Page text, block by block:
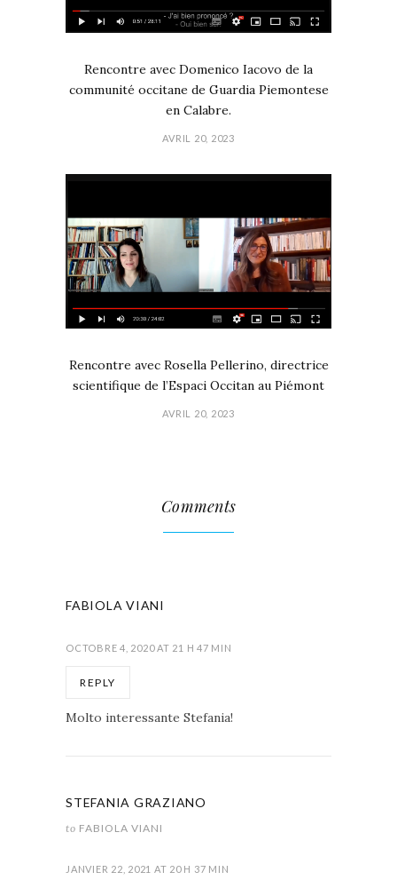
Rencontre avec Domenico Iacovo de la
communité occitane de Guardia Piemontese
en Calabre.
AVRIL 20, 2023
Rencontre avec Rosella Pellerino, directrice
scientifique de l’Espaci Occitan au Piémont
AVRIL 20, 2023
Comments
FABIOLA VIANI
OCTOBRE 4, 2020 AT 21 H 47 MIN
REPLY
Molto interessante Stefania!
STEFANIA GRAZIANO
to FABIOLA VIANI
JANVIER 22, 2021 AT 20 H 37 MIN